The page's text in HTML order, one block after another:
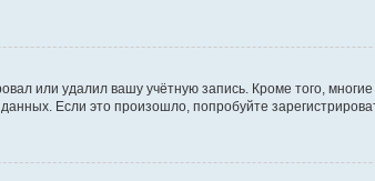
или удалил вашу учётную запись. Кроме того,
Если это произошло, попробуйте